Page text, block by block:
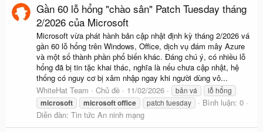
Gần 60 lỗ hổng "chào sân" Patch Tuesday tháng
2/2026 của Microsoft
Microsoft vừa phát hành bản cập nhật định kỳ tháng 2/2026 vá
gần 60 lỗ hổng trên Windows, Office, dịch vụ đám mây Azure
và một số thành phần phổ biến khác. Đáng chú ý, có nhiều lỗ
hổng đã bị tin tặc khai thác, nghĩa là nếu chưa cập nhật, hệ
thống có nguy cơ bị xâm nhập ngay khi người dùng vô...
WhiteHat Team
Chủ đề 11/02/2026 bản vá lỗ hổng
microsoft microsoftoffice patch tuesday
Bình luận: 0
Diễn đàn: Tin tức An ninh mạng